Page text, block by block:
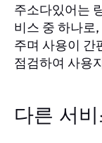
주소다있어는
비스 중 하나로
주며 사용이 간
점검하여 사용
다른 서